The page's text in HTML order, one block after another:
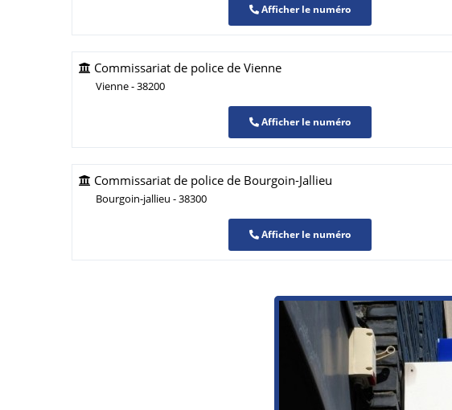
Afficher le numéro
Commissariat de police de Vienne
Vienne - 38200
Afficher le numéro
Commissariat de police de Bourgoin-Jallieu
Bourgoin-jallieu - 38300
Afficher le numéro